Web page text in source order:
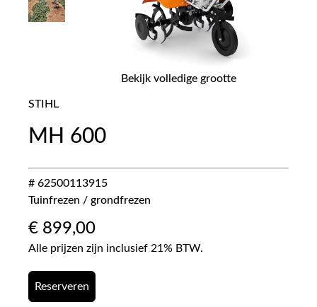
Bekijk volledige grootte
STIHL
MH 600
# 62500113915
Tuinfrezen / grondfrezen
€ 899,00
Alle prijzen zijn inclusief 21% BTW.
Reserveren